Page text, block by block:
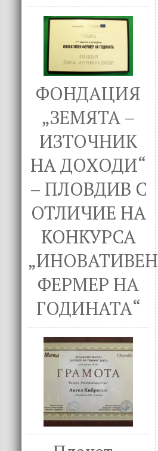
ФОНДАЦИЯ
„ЗЕМЯТА –
ИЗТОЧНИК
НА ДОХОДИ“
– ПЛОВДИВ С
ОТЛИЧИЕ НА
КОНКУРСА
„ИНОВАТИВЕН
ФЕРМЕР НА
ГОДИНАТА“